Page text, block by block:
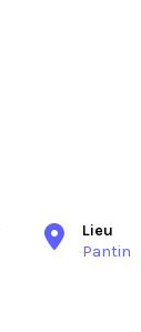
Lieu
Pantin